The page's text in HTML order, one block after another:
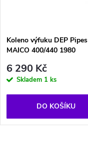
ů
Koleno výfuku DEP Pipes
MAICO 400/440 1980
6 290 Kč
Skladem 1 ks
DO KOŠÍKU